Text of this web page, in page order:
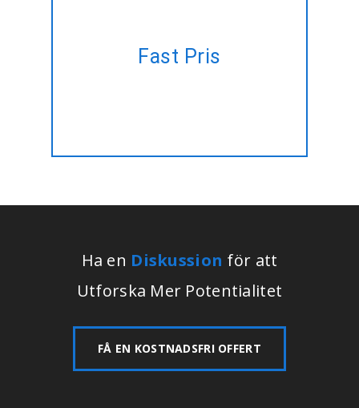
Fast Pris
tid att hantera? Låt oss göra
Ha en Diskussion för att
Utforska Mer Potentialitet
FÅ EN KOSTNADSFRI OFFERT